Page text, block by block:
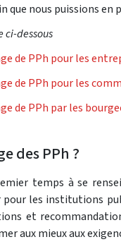
que nous puissions en
ci-dessous
de PPh pour les
de PPh pour les
de PPh par les
des PPh ?
temps à se
les institutions
et
aux mieux aux